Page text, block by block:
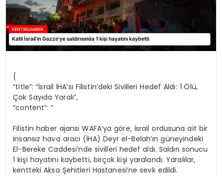
SAĞLIK
{
“title”: “İsrail İHA’sı Filistin’deki Sivilleri Hedef Aldı: 1 Ölü,
Çok Sayıda Yaralı”,
“content”: “
Filistin haber ajansı WAFA’ya göre, İsrail ordusuna ait bir
insansız hava aracı (İHA) Deyr el-Belah’ın güneyindeki
El-Bereke Caddesi’nde sivilleri hedef aldı. Saldırı sonucu
1 kişi hayatını kaybetti, birçok kişi yaralandı. Yaralılar,
kentteki Aksa Şehitleri Hastanesi’ne sevk edildi.